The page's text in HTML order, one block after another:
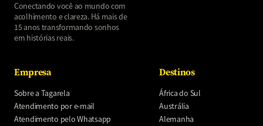
Conectando você ao mundo com
acolhimento e clareza. Há mais de
15 anos transformando sonhos
em histórias reais.
Empresa
Sobre a Tagarela
Atendimento por e-mail
Atendimento pelo Whatsapp
Destinos
África do Sul
Austrália
Alemanha